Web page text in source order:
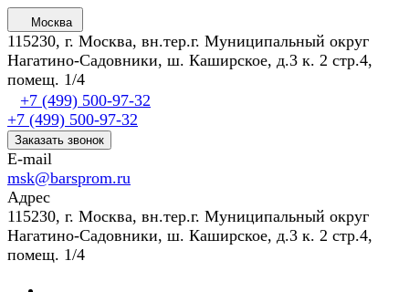
Москва
115230, г. Москва, вн.тер.г. Муниципальный округ
Нагатино-Садовники, ш. Каширское, д.3 к. 2 стр.4,
помещ. 1/4
+7 (499) 500-97-32
+7 (499) 500-97-32
Заказать звонок
E-mail
msk@barsprom.ru
Адрес
115230, г. Москва, вн.тер.г. Муниципальный округ
Нагатино-Садовники, ш. Каширское, д.3 к. 2 стр.4,
помещ. 1/4